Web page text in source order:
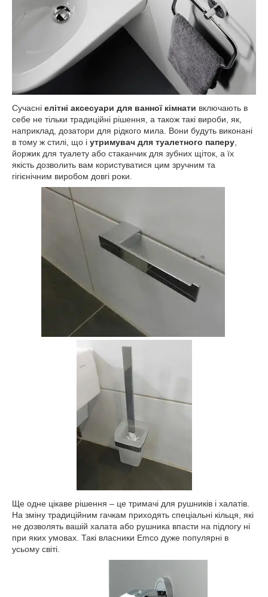
Сучасні елітні аксесуари для ванної кімнати включають в
себе не тільки традиційні рішення, а також такі вироби, як,
наприклад, дозатори для рідкого мила. Вони будуть виконані
в тому ж стилі, що і утримувач для туалетного паперу
йоржик для туалету або стаканчик для зубних щіток, а їх
якість дозволить вам користуватися цим зручним та
гігієнічним виробом довгі роки.
Ще одне цікаве рішення – це тримачі для рушників і халатів.
На зміну традиційним гачкам приходять спеціальні кільця, які
не дозволять вашій халата або рушника впасти на підлогу ні
при яких умовах. Такі власники Emco дуже популярні в
усьому світі.